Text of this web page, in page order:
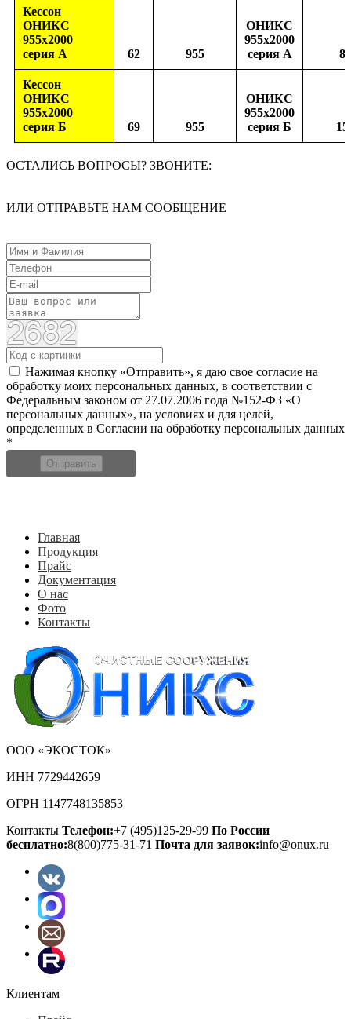
Кессон
ОНИКС
955х2000
серия А
62 955
ОНИКС
955х2000
серия А
8
Кессон
ОНИКС
955х2000
серия Б
69 955
ОНИКС
955х2000
серия Б
15
ОСТАЛИСЬ ВОПРОСЫ? ЗВОНИТЕ:
ИЛИ ОТПРАВЬТЕ НАМ СООБЩЕНИЕ
Нажимая кнопку «Отправить», я даю свое согласие на
обработку моих персональных данных, в соответствии с
Федеральным законом от 27.07.2006 года №152-ФЗ «О
персональных данных», на условиях и для целей,
определенных в Согласии на обработку персональных данных
*
Отправить
Главная
Продукция
Прайс
Документация
О нас
Фото
Контакты
ООО «ЭКОСТОК»
ИНН 7729442659
ОГРН 1147748135853
Контакты Телефон:+7 (495)125-29-99 По России
бесплатно:8(800)775-31-71 Почта для заявок:info@onux.ru
Клиентам